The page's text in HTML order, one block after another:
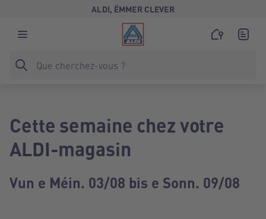
ALDI, ËMMER CLEVER
Cette semaine chez votre
ALDI-magasin
Vun e Méin. 03/08 bis e Sonn. 09/08